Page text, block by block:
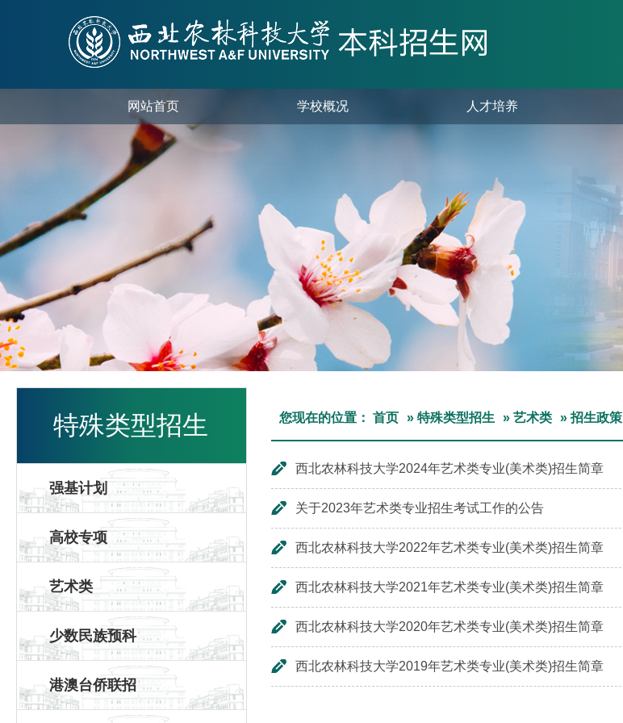
网站首页 学校概况 人才培养
特殊类型招生
强基计划
高校专项
艺术类
少数民族预科
港澳台侨联招
您现在的位置： 首页 » 特殊类型招生 » 艺术类 » 招生政策
西北农林科技大学2024年艺术类专业(美术类)招生简章
关于2023年艺术类专业招生考试工作的公告
西北农林科技大学2022年艺术类专业(美术类)招生简章
西北农林科技大学2021年艺术类专业(美术类)招生简章
西北农林科技大学2020年艺术类专业(美术类)招生简章
西北农林科技大学2019年艺术类专业(美术类)招生简章